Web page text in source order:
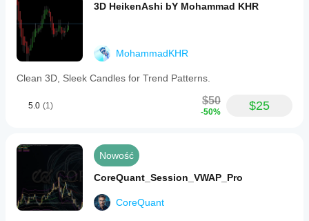
3D HeikenAshi bY Mohammad KHR
MohammadKHR
Clean 3D, Sleek Candles for Trend Patterns.
5.0 (1) $50
-50% $25
Nowość
CoreQuant_Session_VWAP_Pro
CoreQuant